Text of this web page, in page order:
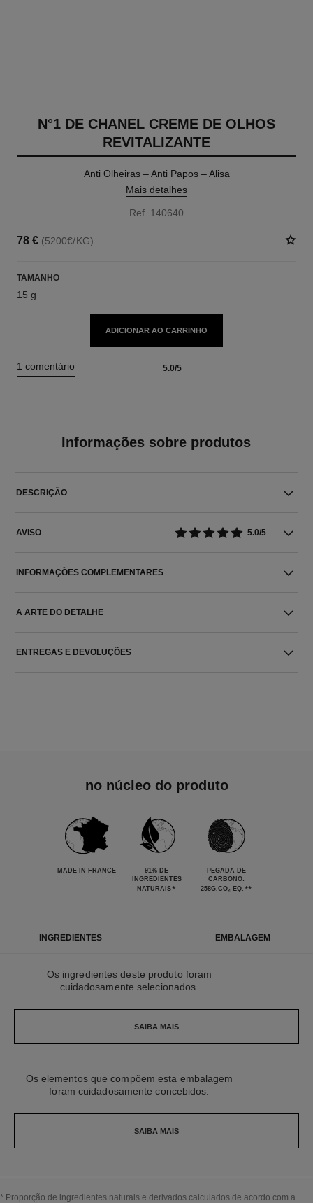
N°1 DE CHANEL CREME DE OLHOS
REVITALIZANTE
Anti Olheiras – Anti Papos – Alisa
Mais detalhes
Ref. 140640
78 € (5200€/KG)
TAMANHO
15 g
ADICIONAR AO CARRINHO
1 comentário 5.0/5
Informações sobre produtos
DESCRIÇÃO
AVISO 5.0/5
INFORMAÇÕES COMPLEMENTARES
A ARTE DO DETALHE
ENTREGAS E DEVOLUÇÕES
no núcleo do produto
MADE IN FRANCE
91% DE
INGREDIENTES
NATURAIS*
PEGADA DE
CARBONO:
258G.CO₂ EQ. **
INGREDIENTES EMBALAGEM
Os ingredientes deste produto foram
cuidadosamente selecionados.
SAIBA MAIS
Os elementos que compõem esta embalagem
foram cuidadosamente concebidos.
SAIBA MAIS
* Proporção de ingredientes naturais e derivados calculados de acordo com a